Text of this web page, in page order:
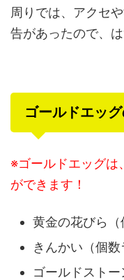
周りでは、アクセ
告があったので、
ゴールドエッ
※ゴールドエッグは
ができます！
黄金の花びら（
きんかい（個数
ゴールドストー